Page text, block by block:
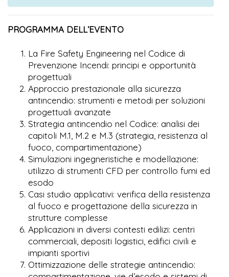
PROGRAMMA DELL’EVENTO
La Fire Safety Engineering nel Codice di
Prevenzione Incendi: principi e opportunità
progettuali
Approccio prestazionale alla sicurezza
antincendio: strumenti e metodi per soluzioni
progettuali avanzate
Strategia antincendio nel Codice: analisi dei
capitoli M.1, M.2 e M.3 (strategia, resistenza al
fuoco, compartimentazione)
Simulazioni ingegneristiche e modellazione:
utilizzo di strumenti CFD per controllo fumi ed
esodo
Casi studio applicativi: verifica della resistenza
al fuoco e progettazione della sicurezza in
strutture complesse
Applicazioni in diversi contesti edilizi: centri
commerciali, depositi logistici, edifici civili e
impianti sportivi
Ottimizzazione delle strategie antincendio: